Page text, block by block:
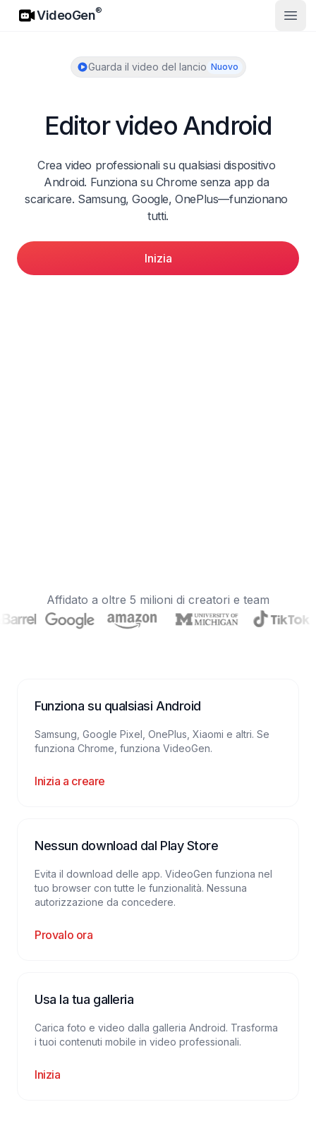
VideoGen
VideoGen®
Apri
Guarda il video del lancio Nuovo
Editor video Android
Crea video professionali su qualsiasi dispositivo
Android. Funziona su Chrome senza app da
scaricare. Samsung, Google, OnePlus—funzionano
tutti.
Inizia
Affidato a oltre 5 milioni di creatori e team
Funziona su qualsiasi Android
Samsung, Google Pixel, OnePlus, Xiaomi e altri. Se
funziona Chrome, funziona VideoGen.
Inizia a creare
Nessun download dal Play Store
Evita il download delle app. VideoGen funziona nel
tuo browser con tutte le funzionalità. Nessuna
autorizzazione da concedere.
Provalo ora
Usa la tua galleria
Carica foto e video dalla galleria Android. Trasforma
i tuoi contenuti mobile in video professionali.
Inizia